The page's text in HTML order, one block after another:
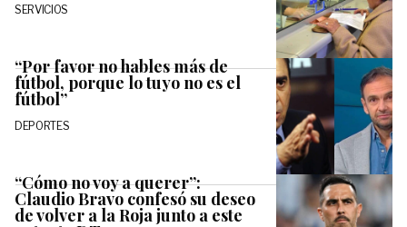
SERVICIOS
“Por favor no hables más de
fútbol, porque lo tuyo no es el
fútbol”
DEPORTES
“Cómo no voy a querer”:
Claudio Bravo confesó su deseo
de volver a la Roja junto a este